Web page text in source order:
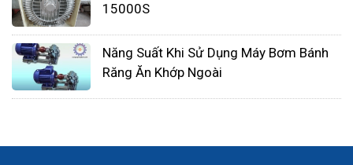
Cấp khí cho bể điều hòa : dùng máy thổi khí
để làm xáo trộn toàn bộ thể tích bể để tránh
lắng cặn, tránh nước thải lên men kị khí và
tạo điều kiện hiếu khí, cân bằng nồng độ ô
15000S
Năng Suất Khi Sử Dụng Máy Bơm Bánh
Răng Ăn Khớp Ngoài